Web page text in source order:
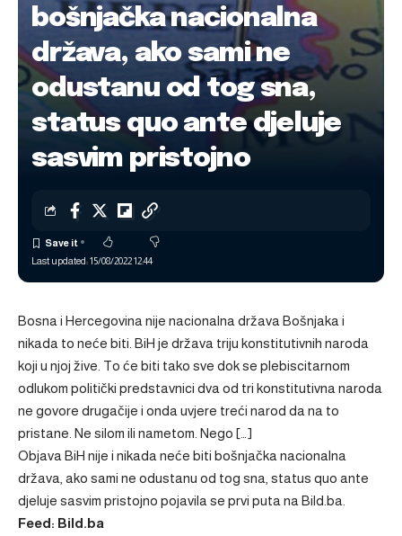
bošnjačka nacionalna
država, ako sami ne
odustanu od tog sna,
status quo ante djeluje
sasvim pristojno
Last updated: 15/08/2022 12:44
Bosna i Hercegovina nije nacionalna država Bošnjaka i
nikada to neće biti. BiH je država triju konstitutivnih naroda
koji u njoj žive. To će biti tako sve dok se plebiscitarnom
odlukom politički predstavnici dva od tri konstitutivna naroda
ne govore drugačije i onda uvjere treći narod da na to
pristane. Ne silom ili nametom. Nego […]
Objava BiH nije i nikada neće biti bošnjačka nacionalna
država, ako sami ne odustanu od tog sna, status quo ante
djeluje sasvim pristojno pojavila se prvi puta na Bild.ba
Feed: Bild.ba